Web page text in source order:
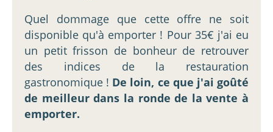
Quel dommage que cette offre ne soit
disponible qu'à emporter ! Pour 35€ j'ai eu
un petit frisson de bonheur de retrouver
des indices de la restauration
gastronomique ! De loin, ce que j'ai goûté
de meilleur dans la ronde de la vente à
emporter.